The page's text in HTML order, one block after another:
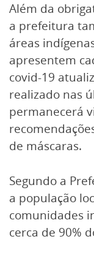
Além da
a prefeitura
áreas
apresentem
covid-19
realizado nas
permanecerá
de máscaras.
Segundo a
a população
comunidades
cerca de 90%